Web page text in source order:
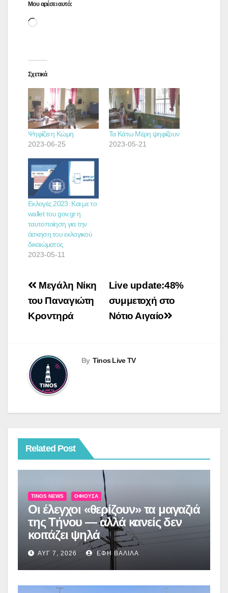
Μου αρέσει αυτό:
Loading…
Σχετικά
Ψηφίζει η Κώμη
2023-06-25
Τα Κάτω Μέρη ψηφίζουν
2023-05-21
Εκλογές 2023: Και με το
wallet του gov.gr η
ταυτοποίηση για την
άσκηση του εκλογικού
δικαιώματος
2023-05-11
Πλοήγηση
άρθρων
Live update:48%
συμμετοχή στο
Νότιο Αιγαίο
Μεγάλη Νίκη
του Παναγιώτη
Κροντηρά
By Tinos Live TV
Related Post
TINOS NEWS ΟΦΙΟΎΣΑ
Οι έλεγχοι «θερίζουν» τα μαγαζιά
της Τήνου — αλλά κανείς δεν
κοιτάζει ψηλά
ΑΥΓ 7, 2026 ΈΦΗ ΒΑΛΊΛΑ